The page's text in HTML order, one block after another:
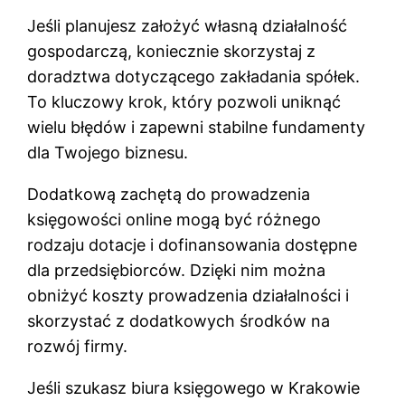
Jeśli planujesz założyć własną działalność
gospodarczą, koniecznie skorzystaj z
doradztwa dotyczącego zakładania spółek.
To kluczowy krok, który pozwoli uniknąć
wielu błędów i zapewni stabilne fundamenty
dla Twojego biznesu.
Dodatkową zachętą do prowadzenia
księgowości online mogą być różnego
rodzaju dotacje i dofinansowania dostępne
dla przedsiębiorców. Dzięki nim można
obniżyć koszty prowadzenia działalności i
skorzystać z dodatkowych środków na
rozwój firmy.
Jeśli szukasz biura księgowego w Krakowie